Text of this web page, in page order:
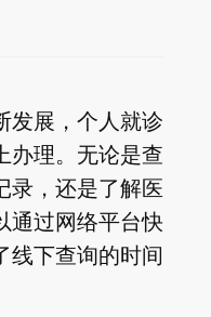
发展，个人就诊
办理。无论是查
录，还是了解医
通过网络平台快
线下查询的时间